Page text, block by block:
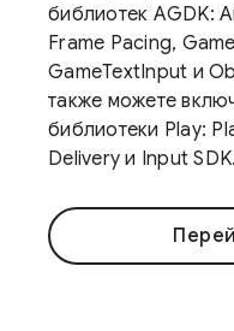
библиотек AGDK:
Frame Pacing,
GameTextInput и
также можете
библиотеки Play:
Delivery и Input SDK.